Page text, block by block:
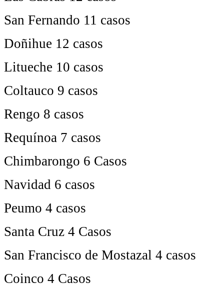
San Fernando 11 casos
Doñihue 12 casos
Litueche 10 casos
Coltauco 9 casos
Rengo 8 casos
Requínoa 7 casos
Chimbarongo 6 Casos
Navidad 6 casos
Peumo 4 casos
Santa Cruz 4 Casos
San Francisco de Mostazal 4 casos
Coinco 4 Casos